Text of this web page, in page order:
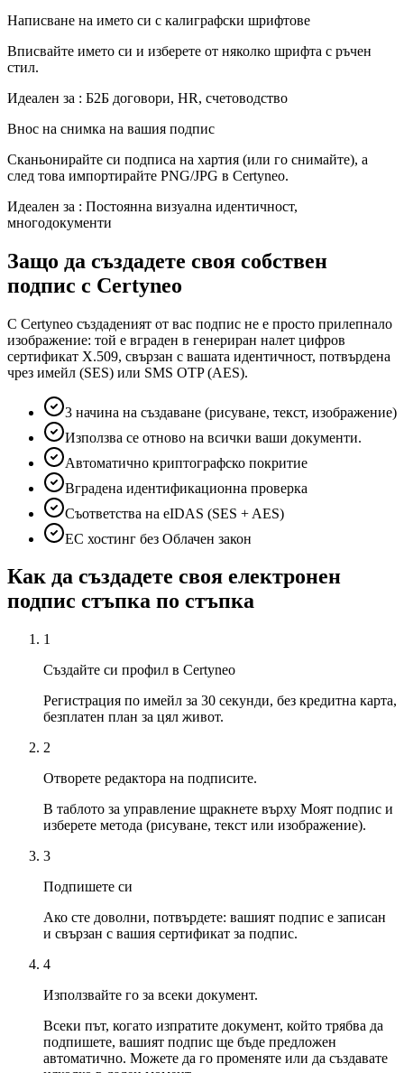
Написване на името си с калиграфски шрифтове
Вписвайте името си и изберете от няколко шрифта с ръчен
стил.
Идеален за : Б2Б договори, HR, счетоводство
Внос на снимка на вашия подпис
Сканьонирайте си подписа на хартия (или го снимайте), а
след това импортирайте PNG/JPG в Certyneo.
Идеален за : Постоянна визуална идентичност,
многодокументи
Защо да създадете своя собствен
подпис с Certyneo
С Certyneo създаденият от вас подпис не е просто прилепнало
изображение: той е вграден в генериран налет цифров
сертификат X.509, свързан с вашата идентичност, потвърдена
чрез имейл (SES) или SMS OTP (AES).
3 начина на създаване (рисуване, текст, изображение)
Използва се отново на всички ваши документи.
Автоматично криптографско покритие
Вградена идентификационна проверка
Съответства на eIDAS (SES + AES)
ЕС хостинг без Облачен закон
Как да създадете своя електронен
подпис стъпка по стъпка
1
Създайте си профил в Certyneo
Регистрация по имейл за 30 секунди, без кредитна карта,
безплатен план за цял живот.
2
Отворете редактора на подписите.
В таблото за управление щракнете върху Моят подпис и
изберете метода (рисуване, текст или изображение).
3
Подпишете си
Ако сте доволни, потвърдете: вашият подпис е записан
и свързан с вашия сертификат за подпис.
4
Използвайте го за всеки документ.
Всеки път, когато изпратите документ, който трябва да
подпишете, вашият подпис ще бъде предложен
автоматично. Можете да го променяте или да създавате